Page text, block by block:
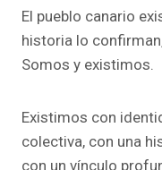
El pueblo canario
historia lo
Somos y existimos.
Existimos con
colectiva, con una
con un vínculo